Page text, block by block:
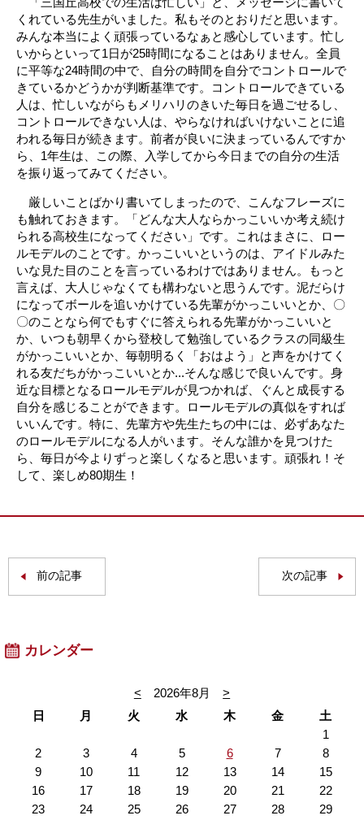
くれている先生がいました。私もそのとおりだと思います。
みんな本当によく頑張っているなぁと感心しています。忙し
いからといって1日が25時間になることはありません。全員
に平等な24時間の中で、自分の時間を自分でコントロールで
きているかどうかが判断基準です。コントロールできている
人は、忙しいながらもメリハリのきいた毎日を過ごせるし、
コントロールできない人は、やらなければいけないことに追
われる毎日が続きます。前者が良いに決まっているんですか
ら、1年生は、この際、入学してから今日までの自分の生活
を振り返ってみてください。
厳しいことばかり書いてしまったので、こんなフレーズに
も触れておきます。「どんな大人ならかっこいいか考え続け
られる高校生になってください」です。これはまさに、ロー
ルモデルのことです。かっこいいというのは、アイドルみた
いな見た目のことを言っているわけではありません。もっと
言えば、大人じゃなくても構わないと思うんです。泥だらけ
になってボールを追いかけている先輩がかっこいいとか、〇
〇のことなら何でもすぐに答えられる先輩がかっこいいと
か、いつも朝早くから登校して勉強しているクラスの同級生
がかっこいいとか、毎朝明るく「おはよう」と声をかけてく
れる友だちがかっこいいとか...そんな感じで良いんです。身
近な目標となるロールモデルが見つかれば、ぐんと成長する
自分を感じることができます。ロールモデルの真似をすれば
いいんです。特に、先輩方や先生たちの中には、必ずあなた
のロールモデルになる人がいます。そんな誰かを見つけた
ら、毎日が今よりずっと楽しくなると思います。頑張れ！そ
して、楽しめ80期生！
前の記事 次の記事
カレンダー
< 2026年8月
>
日
月 火 水 木 金
土
1
2
3 4 5 6 7
8
9
10 11 12 13 14
15
16
17 18 19 20 21
22
23
24 25 26 27 28
29